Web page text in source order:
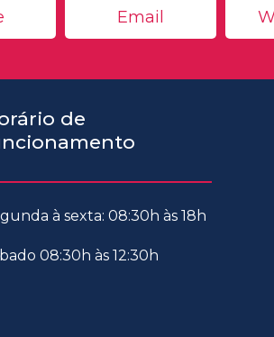
de
à sexta: 08:30h às 18h
08:30h às 12:30h